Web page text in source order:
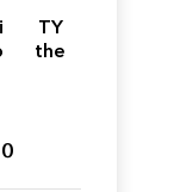
TY
the